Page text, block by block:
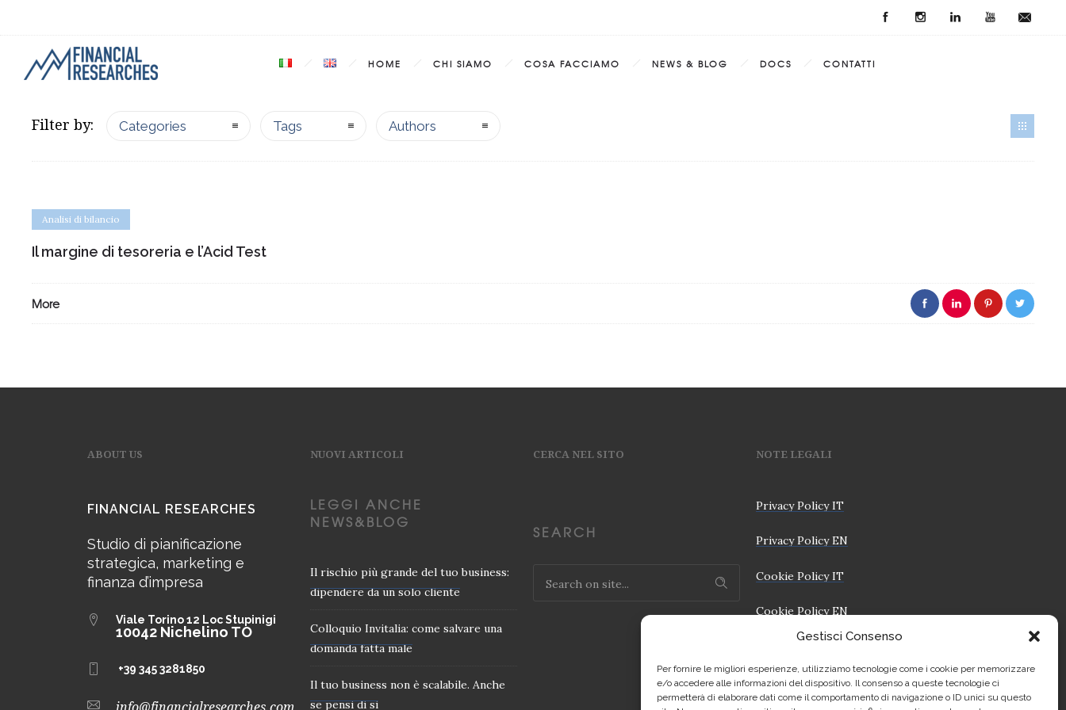
Gestisci Consenso
Per fornire le migliori esperienze, utilizziamo tecnologie come i cookie per memorizzare
e/o accedere alle informazioni del dispositivo. Il consenso a queste tecnologie ci
permetterà di elaborare dati come il comportamento di navigazione o ID unici su questo
HOME CHI SIAMO COSA FACCIAMO NEWS & BLOG DOCS CONTATTI
Filter by: Categories Tags Authors
Analisi di bilancio
Il margine di tesoreria e l’Acid Test
More
ABOUT US
FINANCIAL RESEARCHES
Studio di pianificazione
strategica, marketing e
finanza d’impresa
Viale Torino 12 Loc Stupinigi
10042 Nichelino TO
+39 345 3281850
NUOVI ARTICOLI
LEGGI ANCHE
NEWS&BLOG
Il rischio più grande del tuo business:
dipendere da un solo cliente
Colloquio Invitalia: come salvare una
domanda fatta male
Il tuo business non è scalabile. Anche
se pensi di si
CERCA NEL SITO
SEARCH
NOTE LEGALI
Privacy Policy IT
Privacy Policy EN
Cookie Policy IT
Cookie Policy EN